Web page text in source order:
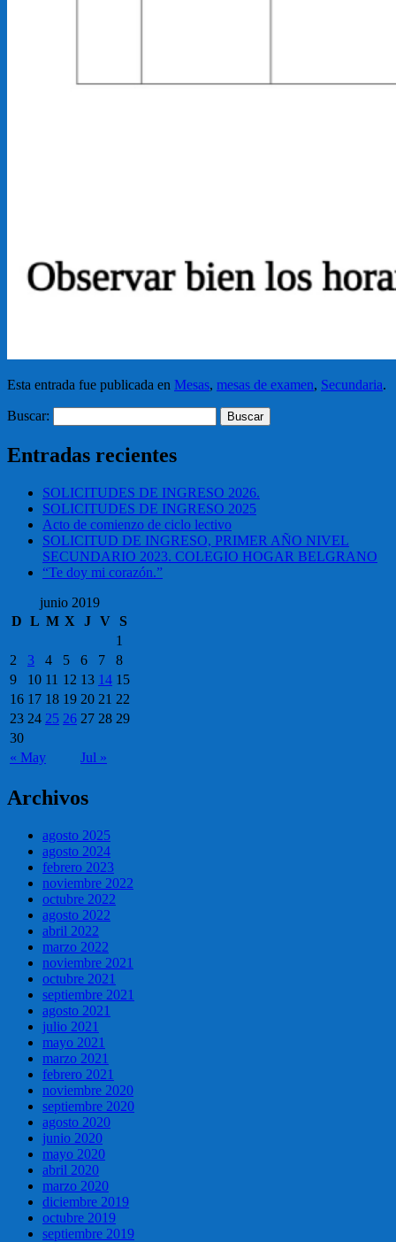
Esta entrada fue publicada en Mesas, mesas de examen, Secundaria.
Buscar:
Entradas recientes
SOLICITUDES DE INGRESO 2026.
SOLICITUDES DE INGRESO 2025
Acto de comienzo de ciclo lectivo
SOLICITUD DE INGRESO, PRIMER AÑO NIVEL
SECUNDARIO 2023. COLEGIO HOGAR BELGRANO
“Te doy mi corazón.”
junio 2019
D L M X J V S
« May Jul »
1
2
3 4 5 6 7
8
9
10 11 12 13 14 15
16 17 18 19 20 21 22
23 24 25 26 27 28 29
30
Archivos
agosto 2025
agosto 2024
febrero 2023
noviembre 2022
octubre 2022
agosto 2022
abril 2022
marzo 2022
noviembre 2021
octubre 2021
septiembre 2021
agosto 2021
julio 2021
mayo 2021
marzo 2021
febrero 2021
noviembre 2020
septiembre 2020
agosto 2020
junio 2020
mayo 2020
abril 2020
marzo 2020
diciembre 2019
octubre 2019
septiembre 2019